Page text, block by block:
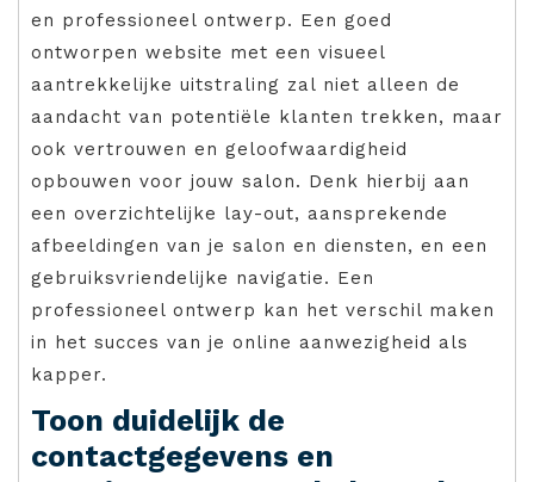
en professioneel ontwerp. Een goed
ontworpen website met een visueel
aantrekkelijke uitstraling zal niet alleen de
aandacht van potentiële klanten trekken, maar
ook vertrouwen en geloofwaardigheid
opbouwen voor jouw salon. Denk hierbij aan
een overzichtelijke lay-out, aansprekende
afbeeldingen van je salon en diensten, en een
gebruiksvriendelijke navigatie. Een
professioneel ontwerp kan het verschil maken
in het succes van je online aanwezigheid als
kapper.
Toon duidelijk de
contactgegevens en